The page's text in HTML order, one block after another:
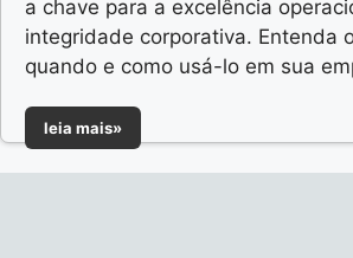
a chave para a excelência
integridade corporativa. Entenda
quando e como usá-lo em sua
leia mais»